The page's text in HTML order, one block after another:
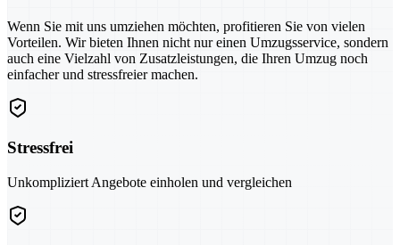
Wenn Sie mit uns umziehen möchten, profitieren Sie von vielen
Vorteilen. Wir bieten Ihnen nicht nur einen Umzugsservice, sondern
auch eine Vielzahl von Zusatzleistungen, die Ihren Umzug noch
einfacher und stressfreier machen.
Stressfrei
Unkompliziert Angebote einholen und vergleichen